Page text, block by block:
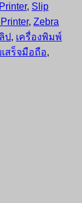
, Slip
, Zebra
ป, เครื่องพิมพ์
สร็จมือถือ,